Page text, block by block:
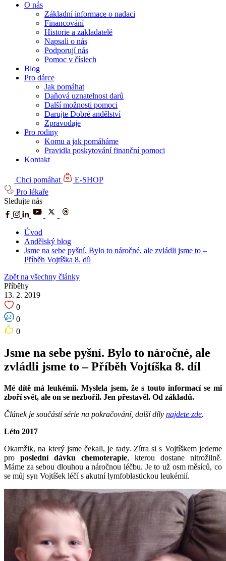
O nás
Základní informace o nadaci
Financování
Historie a zakladatelé
Napsali o nás
Podporují nás
Pomoc v číslech
Blog
Pro dárce
Jak pomáhat
Daňová uznatelnost darů
Další možnosti pomoci
Darujte Dobré andělství
Zpravodaje
Pro rodiny
Komu a jak pomáháme
Pravidla poskytování finanční pomoci
Kontakt
Chci pomáhat
E-SHOP
Pro lékaře
Sledujte nás
Úvod
Andělský blog
Jsme na sebe pyšní. Bylo to náročné, ale zvládli jsme to –
Příběh Vojtíška 8. díl
Zpět na všechny články
Příběhy
13. 2. 2019
0
0
0
Jsme na sebe pyšní. Bylo to náročné, ale
zvládli jsme to – Příběh Vojtíška 8. díl
Mé dítě má leukémii. Myslela jsem, že s touto informací se mi
zboří svět, ale on se nezbořil. Jen přestavěl. Od základů.
Článek je součástí série na pokračování, další díly najdete zde.
Léto 2017
Okamžik, na který jsme čekali, je tady. Zítra si s Vojtíškem jedeme
pro poslední dávku chemoterapie, kterou dostane nitrožilně.
Máme za sebou dlouhou a náročnou léčbu. Je to už osm měsíců, co
se můj syn Vojtíšek léčí s akutní lymfoblastickou leukémií.